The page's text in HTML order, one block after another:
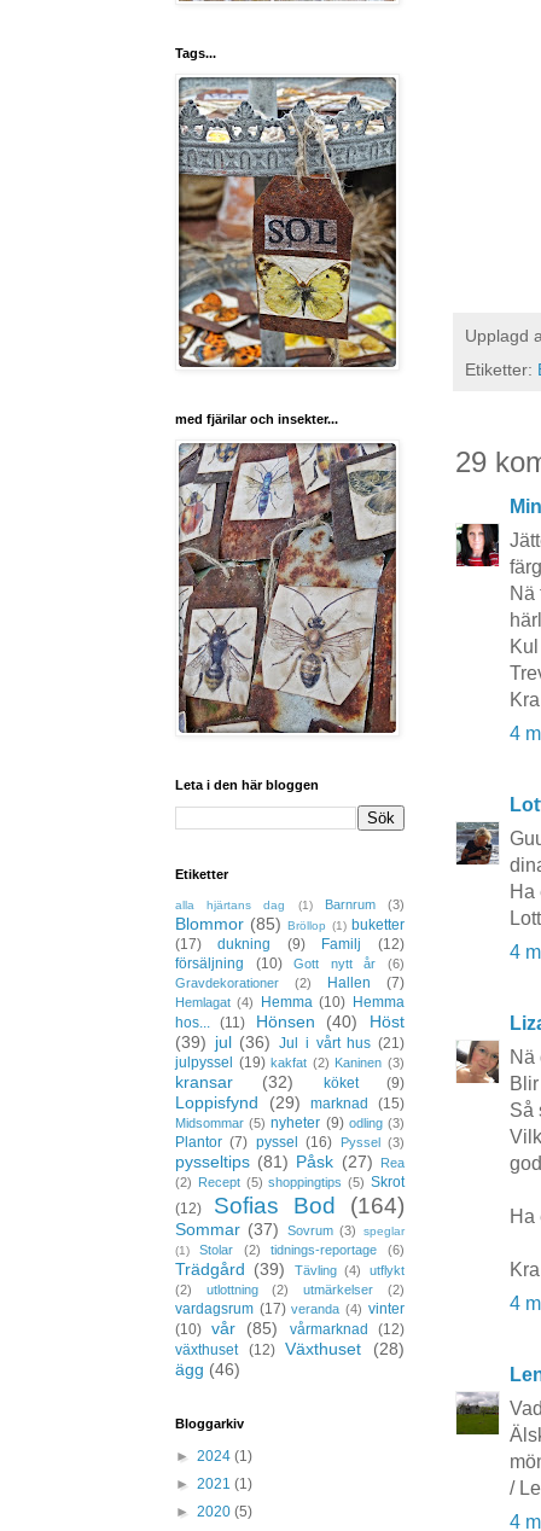
Upplagd
Etiketter:
29
Nä
4
Ha
4
Nä
Så
Ha
4
/
4
Tags...
med fjärilar och insekter...
Leta i den här bloggen
Etiketter
alla hjärtans dag (1) Barnrum (3)
Blommor (85) Bröllop (1) buketter
(17)
dukning (9) Familj
(12)
försäljning
(10) Gott nytt år
(6)
Gravdekorationer
(2) Hallen (7)
Hemlagat (4) Hemma (10) Hemma
hos...
(11) Hönsen (40)
Höst
(39) jul (36) Jul i vårt hus (21)
julpyssel
(19) kakfat (2) Kaninen (3)
kransar (32) köket (9)
Loppisfynd (29) marknad (15)
Midsommar (5) nyheter (9) odling (3)
Plantor (7) pyssel (16) Pyssel (3)
pysseltips (81) Påsk (27)
Rea
(2) Recept (5) shoppingtips (5) Skrot
(12)
Sofias Bod (164)
Sommar (37) Sovrum (3)
speglar
(1)
Stolar (2) tidnings-reportage (6)
Trädgård (39) Tävling (4)
utflykt
(2)
utlottning (2) utmärkelser (2)
vardagsrum (17) veranda (4) vinter
(10) vår (85) vårmarknad
(12)
växthuset
(12) Växthuset
(28)
ägg (46)
Bloggarkiv
► 2024 (1)
► 2021 (1)
► 2020 (5)